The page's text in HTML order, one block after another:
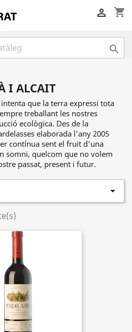
shopping_cart


I ALCAIT
que la terra expressi tota
treballant les nostres
ecològica. Des de la
elaborada l'any 2005
contínua sent el fruit d'una
somni, quelcom que no volem
passat, present i futur.
